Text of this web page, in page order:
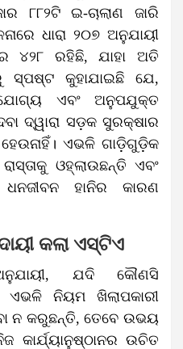
୮୮୨ଟି ଇ-ଚାଲାଣ ଜାରି
ଧାରା ୨୦୭ ଅନୁଯାୟୀ
୪୨୮ ରହିଛି, ଯାହା ଅତି
କୁହାଯାଇଛି ଯେ,
ଏବଂ ଅନୁପଯୁକ୍ତ
ଦ୍ୱାରା ସଡ଼କ ସୁରକ୍ଷାର
ଏଭଳି ଗାଡ଼ିଗୁଡ଼ିକ
ଓହ୍ଲାଉଛନ୍ତି ଏବଂ
ହାନିର କାରଣ
କଲା ଏସ୍‌ଟିଏ
ଯଦି କୌଣସି
ଏଭଳି ନିୟମ ଖିଲାପକାରୀ
ନ କରୁଛନ୍ତି, ତେବେ ଉଭୟ
କାର୍ଯ୍ୟାନୁଷ୍ଠାନର ଉଚିତ